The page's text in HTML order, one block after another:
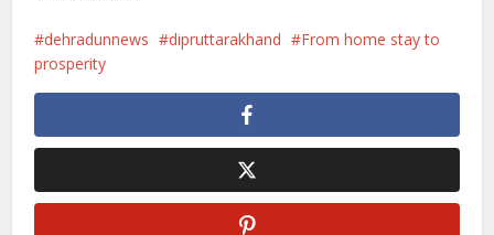
dehradunnews dipruttarakhand
From home stay to
prosperity